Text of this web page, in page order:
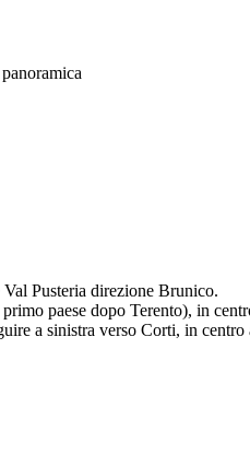
Val Pusteria direzione Brunico.
paese dopo Terento), in
a sinistra verso Corti, in centro